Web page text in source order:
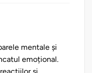
mentale și
emoțional.